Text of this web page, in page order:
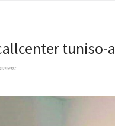
tuniso-